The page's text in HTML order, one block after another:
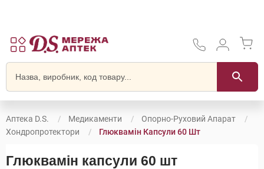
Аптека D.S. Медикаменти
Опорно-Руховий Апарат
Хондропротектори
Глюквамін Капсули 60 Шт
Глюквамін капсули 60 шт